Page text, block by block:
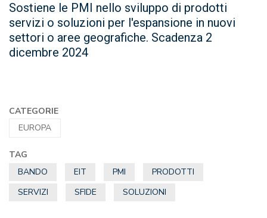
Sostiene le PMI nello sviluppo di prodotti
servizi o soluzioni per l'espansione in nuovi
settori o aree geografiche. Scadenza 2
dicembre 2024
CATEGORIE
EUROPA
TAG
BANDO
EIT PMI
PRODOTTI
SERVIZI
SFIDE SOLUZIONI